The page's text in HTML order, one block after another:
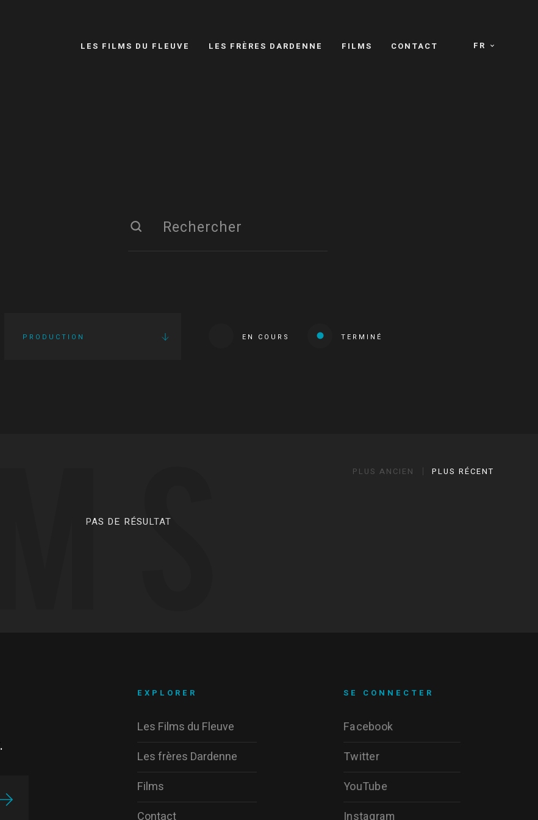
FR
LES FILMS DU FLEUVE LES FRÈRES DARDENNE FILMS CONTACT
PRODUCTION EN COURS TERMINÉ
PLUS ANCIEN PLUS RÉCENT
PAS DE RÉSULTAT
SE CONNECTER
Facebook
Twitter
YouTube
Instagram
EXPLORER
Les Films du Fleuve
Les frères Dardenne
Films
Contact